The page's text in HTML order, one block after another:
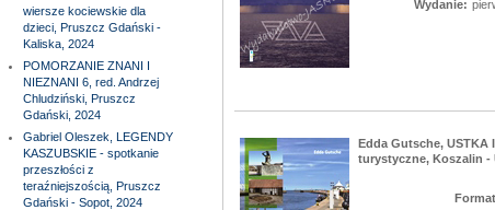
wiersze kociewskie dla
dzieci, Pruszcz Gdański -
Kaliska, 2024
POMORZANIE ZNANI I
NIEZNANI 6, red. Andrzej
Chludziński, Pruszcz
Gdański, 2024
Gabriel Oleszek, LEGENDY
KASZUBSKIE - spotkanie
przeszłości z
teraźniejszością, Pruszcz
Gdański - Sopot, 2024
Wydanie:
Edda Gutsche, USTKA
turystyczne, Koszalin -